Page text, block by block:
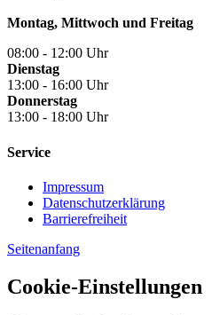
Montag, Mittwoch und Freitag
08:00 - 12:00 Uhr
Dienstag
13:00 - 16:00 Uhr
Donnerstag
13:00 - 18:00 Uhr
Service
Impressum
Datenschutzerklärung
Barrierefreiheit
Seitenanfang
Cookie-Einstellungen